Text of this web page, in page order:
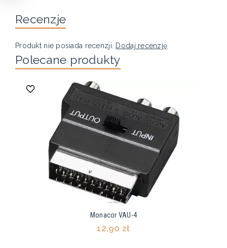
Recenzje
Produkt nie posiada recenzji. Dodaj recenzję
Polecane produkty
Monacor VAU-4
12,90 zł